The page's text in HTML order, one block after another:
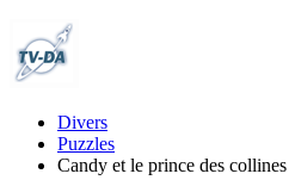
Divers
Puzzles
Candy et le prince des